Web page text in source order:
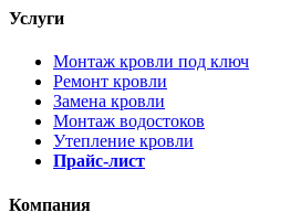
Услуги
Монтаж кровли под ключ
Ремонт кровли
Замена кровли
Монтаж водостоков
Утепление кровли
Прайс-лист
Компания